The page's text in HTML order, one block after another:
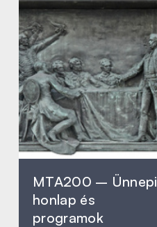
MTA200 – Ünnepi
honlap és
programok